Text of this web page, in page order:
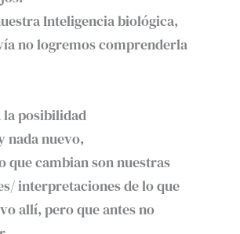
Inteligencia biológica,
no logremos comprenderla
posibilidad
nada nuevo,⁣
que cambian son nuestras
interpretaciones de lo que
allí, pero que antes no